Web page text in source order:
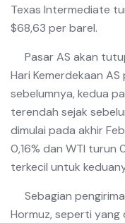
Texas Intermediate
$68,63 per barel.
Pasar AS akan
Hari Kemerdekaan
sebelumnya, kedua
terendah sejak
dimulai pada akhir
0,16% dan WTI turun
terkecil untuk
Sebagian
Hormuz, seperti yang